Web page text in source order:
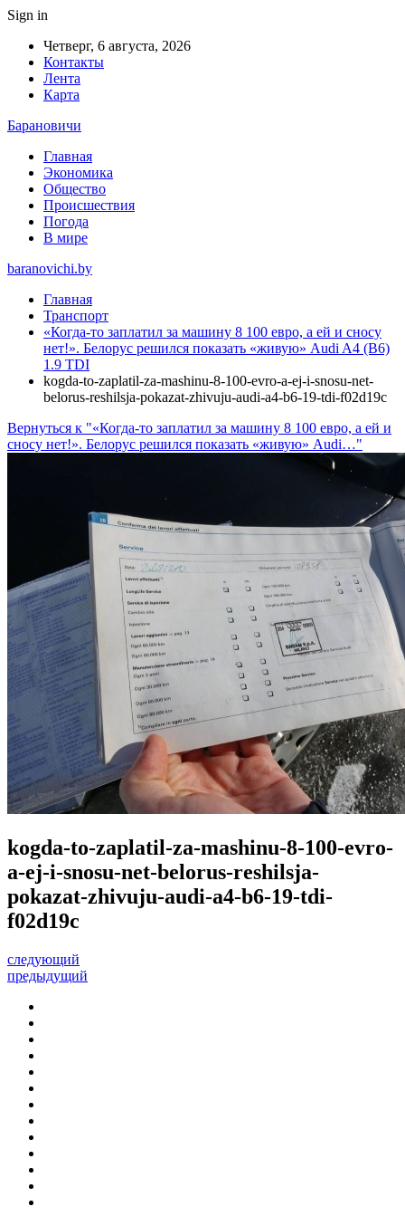
Sign in
Четверг, 6 августа, 2026
Контакты
Лента
Карта
Барановичи
Главная
Экономика
Общество
Происшествия
Погода
В мире
baranovichi.by
Главная
Транспорт
«Когда-то заплатил за машину 8 100 евро, а ей и сносу
нет!». Белорус решился показать «живую» Audi A4 (B6)
1.9 TDI
kogda-to-zaplatil-za-mashinu-8-100-evro-a-ej-i-snosu-net-
belorus-reshilsja-pokazat-zhivuju-audi-a4-b6-19-tdi-f02d19c
Вернуться к "«Когда-то заплатил за машину 8 100 евро, а ей и
сносу нет!». Белорус решился показать «живую» Audi…"
kogda-to-zaplatil-za-mashinu-8-100-evro-
a-ej-i-snosu-net-belorus-reshilsja-
pokazat-zhivuju-audi-a4-b6-19-tdi-
f02d19c
следующий
предыдущий